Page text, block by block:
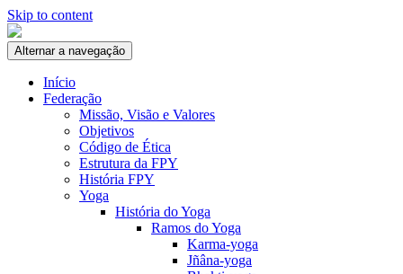
Skip to content
Alternar a navegação
Início
Federação
Missão, Visão e Valores
Objetivos
Código de Ética
Estrutura da FPY
História FPY
Yoga
História do Yoga
Ramos do Yoga
Karma-yoga
Jñâna-yoga